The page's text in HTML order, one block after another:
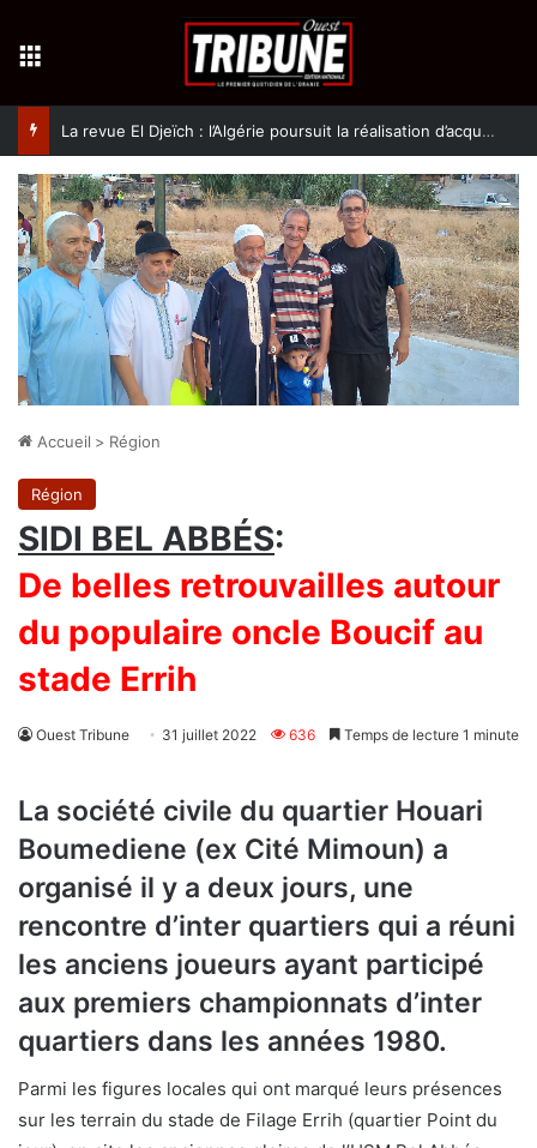
La revue El Djeïch : l’Algérie poursuit la réalisation d’acquis qualitatifs et historiques dans un climat de sécurité et de stabilité
Accueil > Région
Région
SIDI BEL ABBÉS:
De belles retrouvailles autour
du populaire oncle Boucif au
stade Errih
Ouest Tribune 31 juillet 2022 636 Temps de lecture 1 minute
La société civile du quartier Houari
Boumediene (ex Cité Mimoun) a
organisé il y a deux jours, une
rencontre d’inter quartiers qui a réuni
les anciens joueurs ayant participé
aux premiers championnats d’inter
quartiers dans les années 1980.
Parmi les figures locales qui ont marqué leurs présences
sur les terrain du stade de Filage Errih (quartier Point du